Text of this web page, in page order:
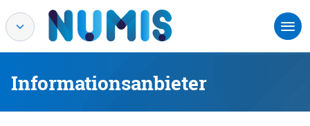
Informationsanbieter